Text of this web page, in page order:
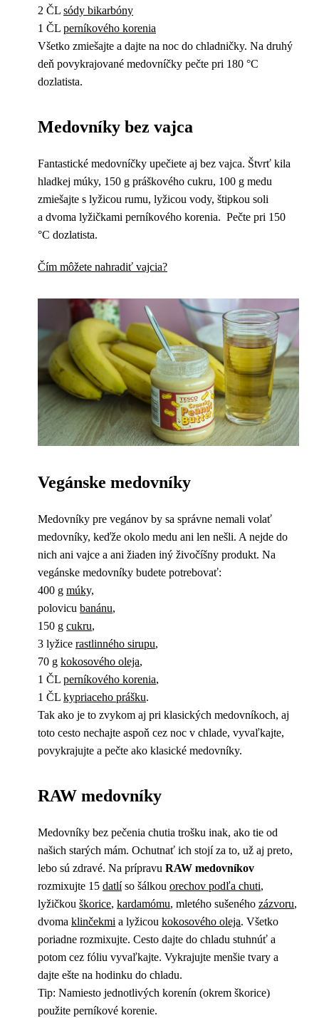
2 ČL sódy bikarbóny
1 ČL perníkového korenia
Všetko zmiešajte a dajte na noc do chladničky. Na druhý
deň povykrajované medovníčky pečte pri 180 °C
dozlatista.
Medovníky bez vajca
Fantastické medovníčky upečiete aj bez vajca. Štvrť kila
hladkej múky, 150 g práškového cukru, 100 g medu
zmiešajte s lyžicou rumu, lyžicou vody, štipkou soli
a dvoma lyžičkami perníkového korenia. Pečte pri 150
°C dozlatista.
Čím môžete nahradiť vajcia?
Vegánske medovníky
Medovníky pre vegánov by sa správne nemali volať
medovníky, keďže okolo medu ani len nešli. A nejde do
nich ani vajce a ani žiaden iný živočíšny produkt. Na
vegánske medovníky budete potrebovať:
400 g múky,
polovicu banánu,
150 g cukru,
3 lyžice rastlinného sirupu,
70 g kokosového oleja,
1 ČL perníkového korenia,
1 ČL kypriaceho prášku.
Tak ako je to zvykom aj pri klasických medovníkoch, aj
toto cesto nechajte aspoň cez noc v chlade, vyvaľkajte,
povykrajujte a pečte ako klasické medovníky.
RAW medovníky
Medovníky bez pečenia chutia trošku inak, ako tie od
našich starých mám. Ochutnať ich stojí za to, už aj preto,
lebo sú zdravé. Na prípravu RAW medovníkov
rozmixujte 15 datlíso šálkou orechov podľa chuti,
lyžičkou škorice, kardamómu, mletého sušeného zázvoru,
dvoma klinčekmi a lyžicou kokosového oleja. Všetko
poriadne rozmixujte. Cesto dajte do chladu stuhnúť a
potom cez fóliu vyvaľkajte. Vykrajujte menšie tvary a
dajte ešte na hodinku do chladu.
Tip: Namiesto jednotlivých korenín (okrem škorice)
použite perníkové korenie.